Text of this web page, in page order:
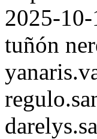
2025-
tuñón